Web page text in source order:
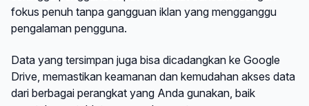
fokus penuh tanpa gangguan iklan yang mengganggu
pengalaman pengguna.
Data yang tersimpan juga bisa dicadangkan ke Google
Drive, memastikan keamanan dan kemudahan akses data
dari berbagai perangkat yang Anda gunakan, baik